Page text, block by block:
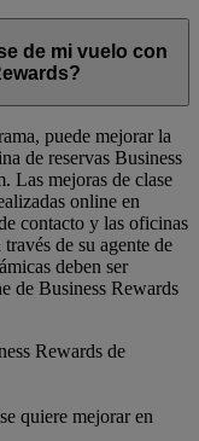
de mi vuelo con
puede mejorar la
de reservas Business
Las mejoras de clase
online en
contacto y las oficinas
de su agente de
deben ser
de Business Rewards
Rewards de
quiere mejorar en